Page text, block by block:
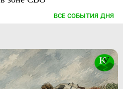
ВСЕ СОБЫТИЯ ДНЯ